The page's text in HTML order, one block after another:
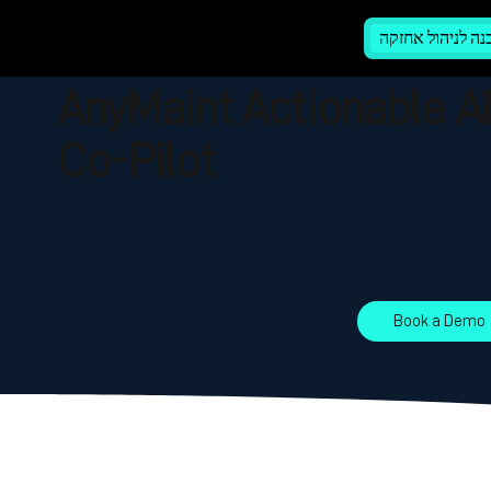
Book a Demo
לניהול אחזקה